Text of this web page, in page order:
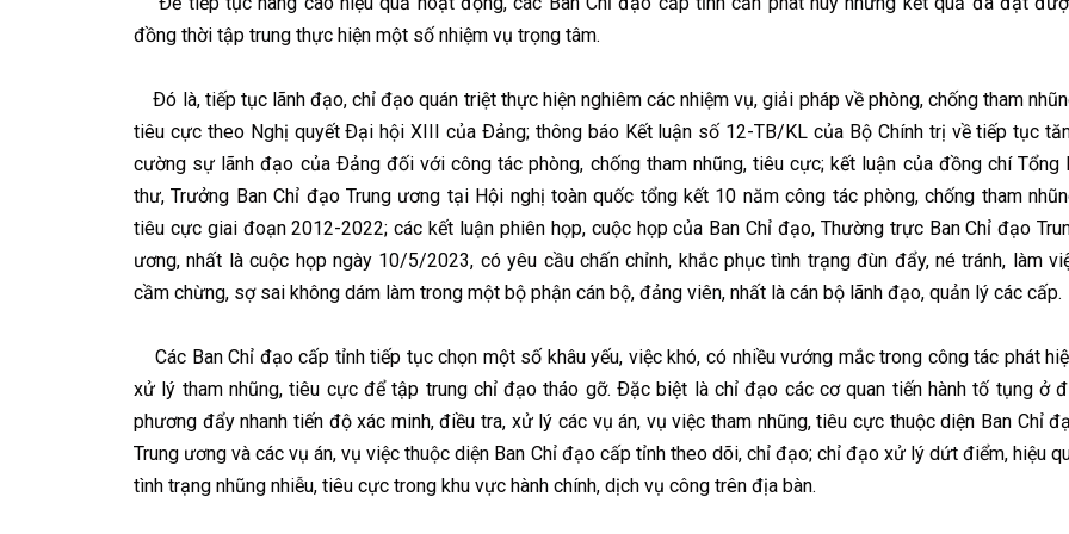
đồng thời tập trung thực hiện một số nhiệm vụ trọng tâm.
Ðó là, tiếp tục lãnh đạo, chỉ đạo quán triệt thực hiện nghiêm các nhiệm vụ, giải pháp về phòng, chống tham
tiêu cực theo Nghị quyết Ðại hội XIII của Ðảng; thông báo Kết luận số 12-TB/KL của Bộ Chính trị về tiếp tục
cường sự lãnh đạo của Ðảng đối với công tác phòng, chống tham nhũng, tiêu cực; kết luận của đồng chí Tổng
thư, Trưởng Ban Chỉ đạo Trung ương tại Hội nghị toàn quốc tổng kết 10 năm công tác phòng, chống tham
tiêu cực giai đoạn 2012-2022; các kết luận phiên họp, cuộc họp của Ban Chỉ đạo, Thường trực Ban Chỉ đạo
ương, nhất là cuộc họp ngày 10/5/2023, có yêu cầu chấn chỉnh, khắc phục tình trạng đùn đẩy, né tránh, làm
cầm chừng, sợ sai không dám làm trong một bộ phận cán bộ, đảng viên, nhất là cán bộ lãnh đạo, quản lý các cấp.
Các Ban Chỉ đạo cấp tỉnh tiếp tục chọn một số khâu yếu, việc khó, có nhiều vướng mắc trong công tác phát
xử lý tham nhũng, tiêu cực để tập trung chỉ đạo tháo gỡ. Ðặc biệt là chỉ đạo các cơ quan tiến hành tố tụng ở
phương đẩy nhanh tiến độ xác minh, điều tra, xử lý các vụ án, vụ việc tham nhũng, tiêu cực thuộc diện Ban Chỉ
Trung ương và các vụ án, vụ việc thuộc diện Ban Chỉ đạo cấp tỉnh theo dõi, chỉ đạo; chỉ đạo xử lý dứt điểm, hiệu
tình trạng nhũng nhiễu, tiêu cực trong khu vực hành chính, dịch vụ công trên địa bàn.